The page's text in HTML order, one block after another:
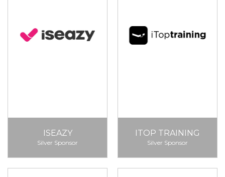
ISEAZY
Silver Sponsor
ITOP TRAINING
Silver Sponsor